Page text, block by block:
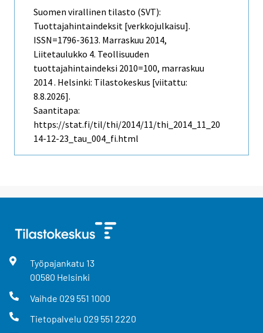
Suomen virallinen tilasto (SVT):
Tuottajahintaindeksit [verkkojulkaisu].
ISSN=1796-3613. Marraskuu 2014,
Liitetaulukko 4. Teollisuuden
tuottajahintaindeksi 2010=100, marraskuu
2014 . Helsinki: Tilastokeskus [viitattu:
8.8.2026].
Saantitapa:
https://stat.fi/til/thi/2014/11/thi_2014_11_20
14-12-23_tau_004_fi.html
Työpajankatu 13
00580 Helsinki
Vaihde 029 551 1000
Tietopalvelu 029 551 2220